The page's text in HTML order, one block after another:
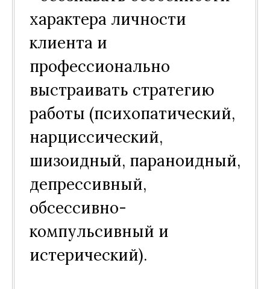
характера личности
клиента и
профессионально
выстраивать стратегию
работы (психопатический,
нарциссический,
шизоидный, параноидный,
депрессивный,
обсессивно-
компульсивный и
истерический).